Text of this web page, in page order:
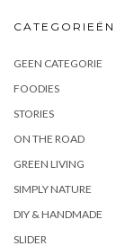
CATEGORIEËN
GEEN CATEGORIE
FOODIES
STORIES
ON THE ROAD
GREEN LIVING
SIMPLY NATURE
DIY & HANDMADE
SLIDER